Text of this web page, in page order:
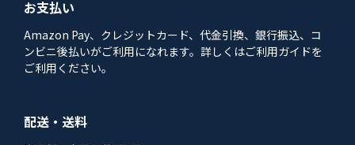
お支払い
Amazon Pay、クレジットカード、代金引換、銀行振込、コ
ンビニ後払いがご利用になれます。詳しくはご利用ガイドを
ご利用ください。
配送・送料